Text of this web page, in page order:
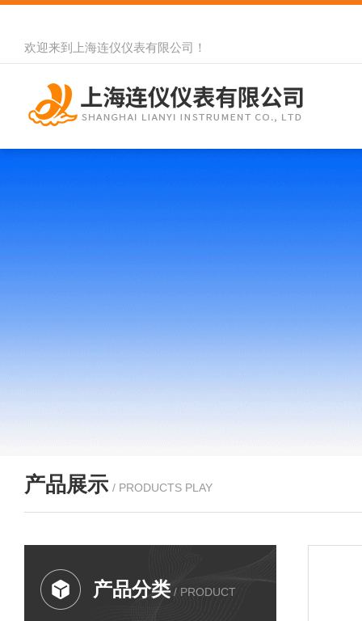
欢迎来到 上海连仪仪表有限公司 ！
产品展示 / PRODUCTS PLAY
产品分类 / PRODUCT